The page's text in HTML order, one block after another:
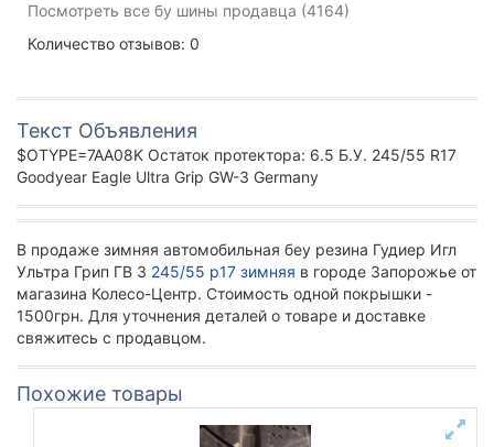
Посмотреть все бу шины продавца (4164)
Количество отзывов: 0
Текст Объявления
$OTYPE=7AA08K Остаток протектора: 6.5 Б.У. 245/55 R17
Goodyear Eagle Ultra Grip GW-3 Germany
В продаже зимняя автомобильная беу резина Гудиер Игл
Ультра Грип ГВ 3 245/55 р17 зимняя в городе Запорожье от
магазина Колесо-Центр. Стоимость одной покрышки -
1500грн. Для уточнения деталей о товаре и доставке
свяжитесь с продавцом.
Похожие товары